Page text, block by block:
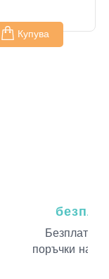
Купува
Безплатна
поръчки над